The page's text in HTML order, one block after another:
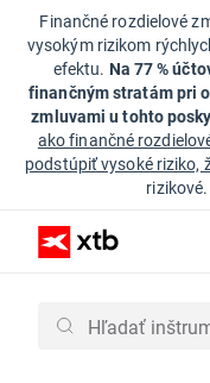
Finančné rozdielové
vysokým rizikom
efektu. Na 77 %
finančným stratám pri
zmluvami u tohto
ako finančné
podstúpiť vysoké riziko,